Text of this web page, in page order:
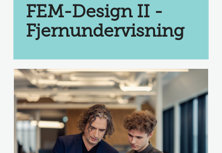
FEM-Design II -
Fjernundervisning